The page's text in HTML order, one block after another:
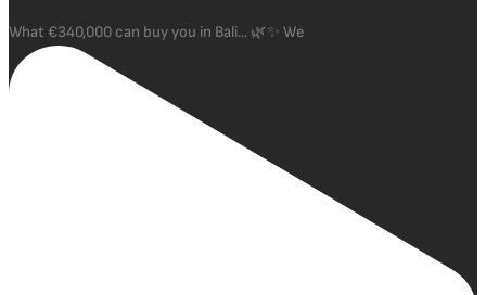
What €340,000 can buy you in Bali... 🌿✨ We